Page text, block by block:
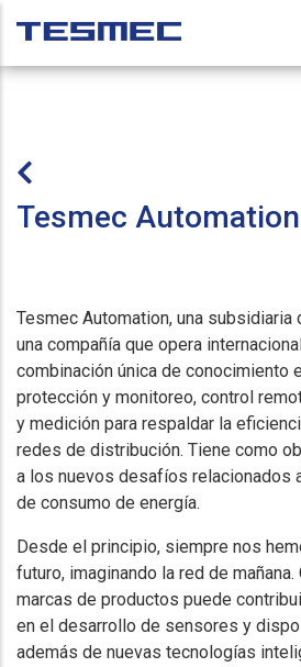
contenido
Tesmec
Tesmec Automation, una subsidiaria
una compañía que opera
combinación única de conocimiento
protección y monitoreo, control
y medición para respaldar la
redes de distribución. Tiene como
a los nuevos desafíos relacionados
de consumo de energía.
Desde el principio, siempre nos
futuro, imaginando la red de mañana.
marcas de productos puede
en el desarrollo de sensores y
además de nuevas tecnologías